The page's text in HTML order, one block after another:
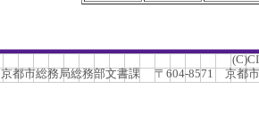
京都市総務局総務部文書課 〒604-8571 京都